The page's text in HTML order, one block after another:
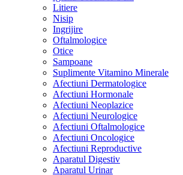
Litiere
Nisip
Ingrijire
Oftalmologice
Otice
Sampoane
Suplimente Vitamino Minerale
Afectiuni Dermatologice
Afectiuni Hormonale
Afectiuni Neoplazice
Afectiuni Neurologice
Afectiuni Oftalmologice
Afectiuni Oncologice
Afectiuni Reproductive
Aparatul Digestiv
Aparatul Urinar